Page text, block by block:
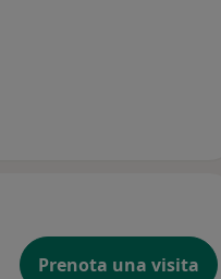
Prenota una visita